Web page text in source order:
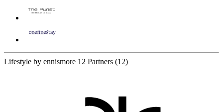
Lifestyle by ennismore 12 Partners (12)